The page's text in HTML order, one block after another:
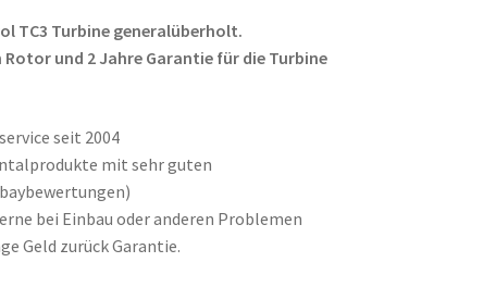
TC3 Turbine generalüberholt.
und 2 Jahre Garantie für die Turbine
seit 2004
mit sehr guten
bei Einbau oder anderen Problemen
Geld zurück Garantie.